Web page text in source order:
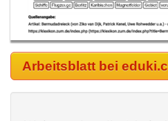
Arbeitsblatt bei